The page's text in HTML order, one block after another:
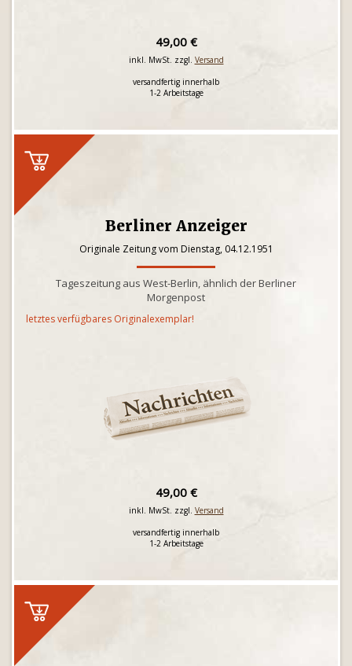
49,00 €
inkl. MwSt. zzgl. Versand
versandfertig innerhalb
1-2 Arbeitstage
Berliner Anzeiger
Originale Zeitung vom Dienstag, 04.12.1951
Tageszeitung aus West-Berlin, ähnlich der Berliner
Morgenpost
letztes verfügbares Originalexemplar!
49,00 €
inkl. MwSt. zzgl. Versand
versandfertig innerhalb
1-2 Arbeitstage